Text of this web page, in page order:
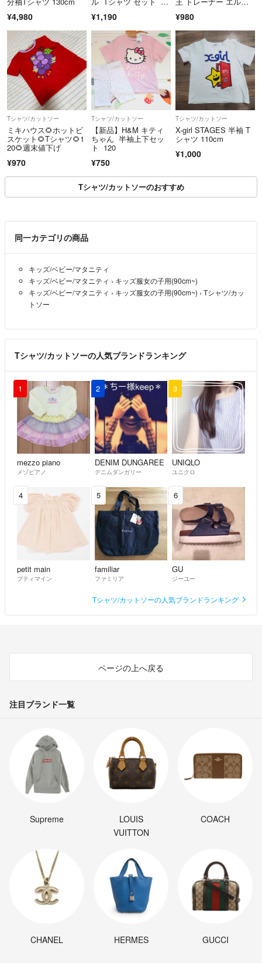
¥4,980 ¥1,190 ¥980
Tシャツ/カットソー
ミキハウス🌻ホットビ
スケット🌻Tシャツ🌻1
20🌻週末値下げ
¥970
Tシャツ/カットソー
【新品】H&M キティ
ちゃん 半袖上下セッ
ト 120
¥750
Tシャツ/カットソー
X-girl STAGES 半袖 T
シャツ 110cm
¥1,000
Tシャツ/カットソーのおすすめ
同一カテゴリの商品
キッズ/ベビー/マタニティ
キッズ/ベビー/マタニティ › キッズ服女の子用(90cm~)
キッズ/ベビー/マタニティ › キッズ服女の子用(90cm~) › Tシャツ/カッ
トソー
Tシャツ/カットソーの人気ブランドランキング
1
mezzo piano
メゾピアノ
2
DENIM DUNGAREE
デニムダンガリー
3
UNIQLO
ユニクロ
4
petit main
プティマイン
5
familiar
ファミリア
6
GU
ジーユー
Tシャツ/カットソーの人気ブランドランキング
ページの上へ戻る
注目ブランド一覧
Supreme
LOUIS
VUITTON
COACH
CHANEL HERMES GUCCI